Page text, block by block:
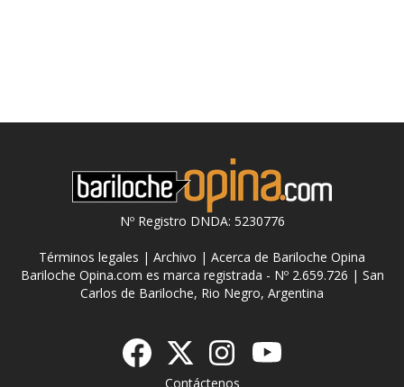
Nº Registro DNDA: 5230776
Términos legales | Archivo | Acerca de Bariloche Opina
Bariloche Opina.com es marca registrada - Nº 2.659.726 | San
Carlos de Bariloche, Rio Negro, Argentina
Contáctenos